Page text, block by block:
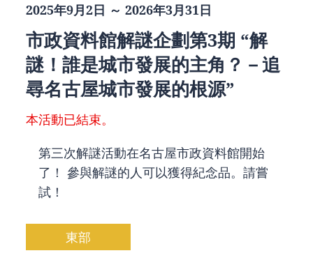
2025年9月2日 ～ 2026年3月31日
市政資料館解謎企劃第3期 “解
謎！誰是城市發展的主角？－追
尋名古屋城市發展的根源”
本活動已結束。
第三次解謎活動在名古屋市政資料館開始
了！ 參與解謎的人可以獲得紀念品。請嘗
試！
東部